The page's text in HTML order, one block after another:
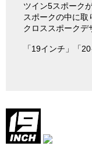
ツイン5スポーク
スポークの中に
クロススポークデ
「19インチ」「